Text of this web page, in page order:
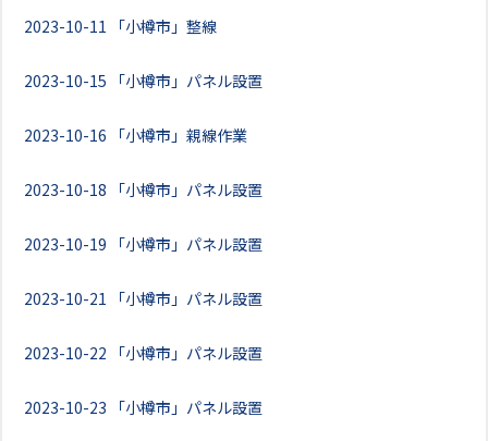
2023-10-11 「小樽市」整線
2023-10-15 「小樽市」パネル設置
2023-10-16 「小樽市」親線作業
2023-10-18 「小樽市」パネル設置
2023-10-19 「小樽市」パネル設置
2023-10-21 「小樽市」パネル設置
2023-10-22 「小樽市」パネル設置
2023-10-23 「小樽市」パネル設置